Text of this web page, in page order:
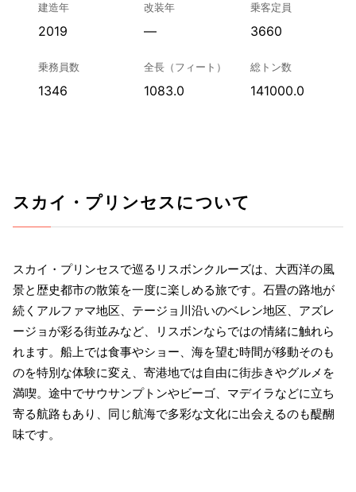
建造年
2019
改装年
—
乗客定員
3660
乗務員数
1346
全長（フィート）
1083.0
総トン数
141000.0
スカイ・プリンセスについて
スカイ・プリンセスで巡るリスボンクルーズは、大西洋の風
景と歴史都市の散策を一度に楽しめる旅です。石畳の路地が
続くアルファマ地区、テージョ川沿いのベレン地区、アズレ
ージョが彩る街並みなど、リスボンならではの情緒に触れら
れます。船上では食事やショー、海を望む時間が移動そのも
のを特別な体験に変え、寄港地では自由に街歩きやグルメを
満喫。途中でサウサンプトンやビーゴ、マデイラなどに立ち
寄る航路もあり、同じ航海で多彩な文化に出会えるのも醍醐
味です。